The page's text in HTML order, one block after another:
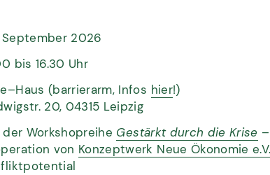
2026
bis 16.30 Uhr
(barrierarm, Infos hier!)
20, 04315 Leipzig
der Workshopreihe Gestärkt durch die Krise
von Konzeptwerk Neue Ökonomie e.V.